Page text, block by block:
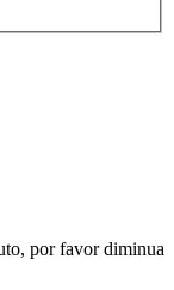
por favor diminua